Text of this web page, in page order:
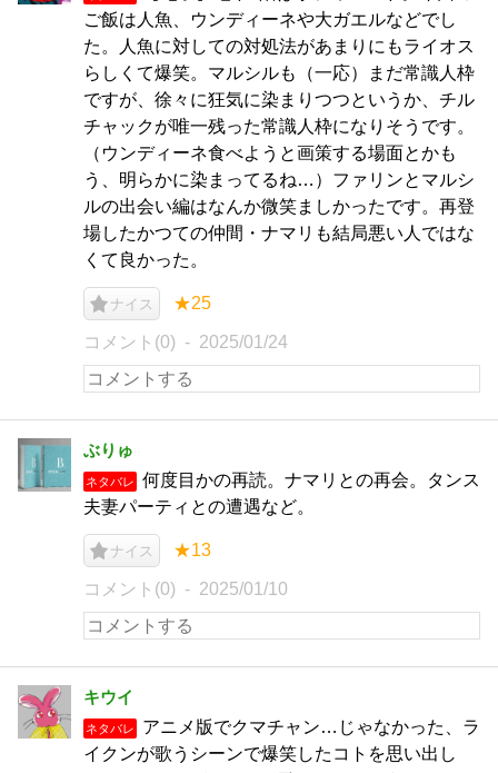
ご飯は人魚、ウンディーネや大ガエルなどでし
た。人魚に対しての対処法があまりにもライオス
らしくて爆笑。マルシルも（一応）まだ常識人枠
ですが、徐々に狂気に染まりつつというか、チル
チャックが唯一残った常識人枠になりそうです。
（ウンディーネ食べようと画策する場面とかも
う、明らかに染まってるね…）ファリンとマルシ
ルの出会い編はなんか微笑ましかったです。再登
場したかつての仲間・ナマリも結局悪い人ではな
くて良かった。
ナイス ★25
コメント(0) 2025/01/24
ぶりゅ
ネタバレ
何度目かの再読。ナマリとの再会。タンス
夫妻パーティとの遭遇など。
ナイス ★13
コメント(0) 2025/01/10
キウイ
ネタバレ
アニメ版でクマチャン…じゃなかった、ラ
イクンが歌うシーンで爆笑したコトを思い出し